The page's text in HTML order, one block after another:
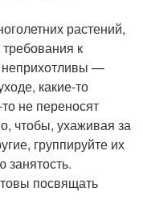
растений,
к
неприхотливы —
какие-то
не переносят
чтобы, ухаживая за
группируйте их
занятость.
посвящать